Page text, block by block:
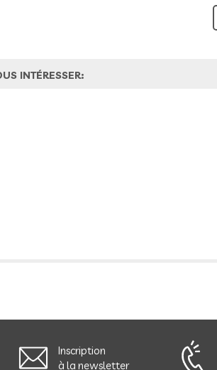
INTÉRESSER:
Inscription
à la newsletter